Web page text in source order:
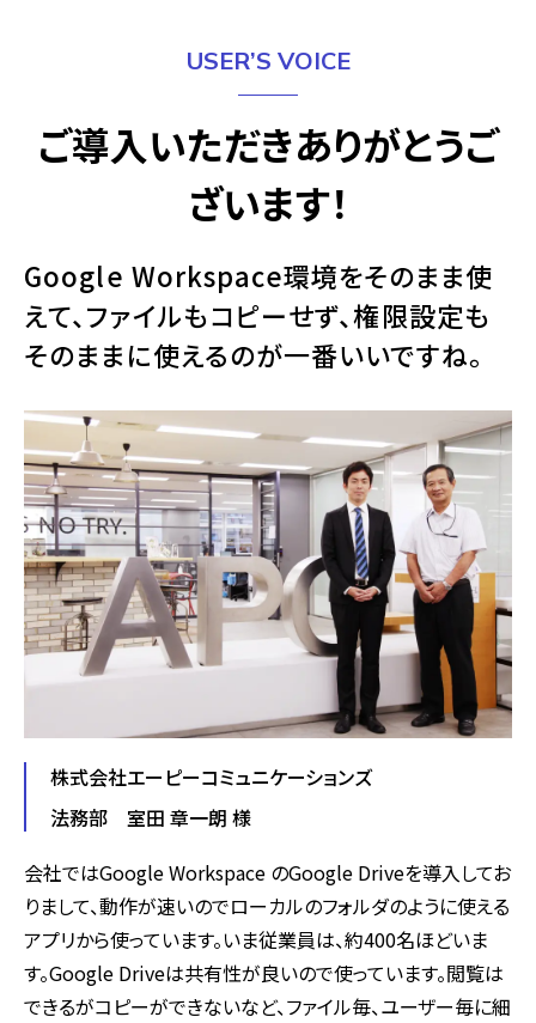
USER’S VOICE
ご導入いただきありがとうご
ざいます！
Google Workspace環境をそのまま使
えて、ファイルもコピーせず、権限設定も
そのままに使えるのが一番いいですね。
株式会社エーピーコミュニケーションズ
法務部 室田 章一朗 様
会社ではGoogle Workspace のGoogle Driveを導入してお
りまして、動作が速いのでローカルのフォルダのように使える
アプリから使っています。いま従業員は、約400名ほどいま
す。Google Driveは共有性が良いので使っています。閲覧は
できるがコピーができないなど、ファイル毎、ユーザー毎に細